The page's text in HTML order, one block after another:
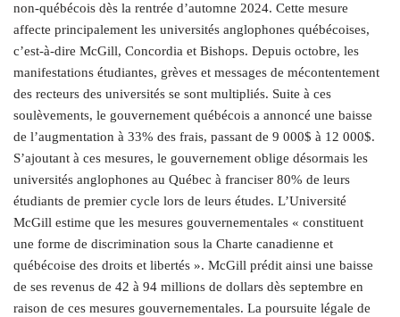
non-québécois dès la rentrée d’automne 2024. Cette mesure
affecte principalement les universités anglophones québécoises,
c’est-à-dire McGill, Concordia et Bishops. Depuis octobre, les
manifestations étudiantes, grèves et messages de mécontentement
des recteurs des universités se sont multipliés. Suite à ces
soulèvements, le gouvernement québécois a annoncé une baisse
de l’augmentation à 33% des frais, passant de 9 000$ à 12 000$.
S’ajoutant à ces mesures, le gouvernement oblige désormais les
universités anglophones au Québec à franciser 80% de leurs
étudiants de premier cycle lors de leurs études. L’Université
McGill estime que les mesures gouvernementales « constituent
une forme de discrimination sous la Charte canadienne et
québécoise des droits et libertés ». McGill prédit ainsi une baisse
de ses revenus de 42 à 94 millions de dollars dès septembre en
raison de ces mesures gouvernementales. La poursuite légale de